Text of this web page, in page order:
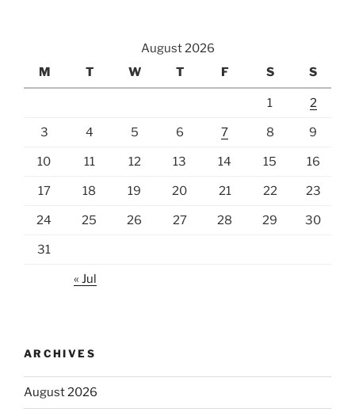
August 2026
M
T W T F S S
1 2
3 4 5 6 7 8 9
10 11 12 13 14 15 16
17 18 19 20 21 22 23
24 25 26 27 28 29 30
31
« Jul
ARCHIVES
August 2026